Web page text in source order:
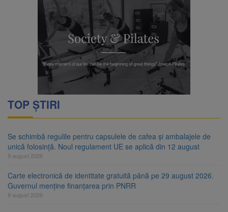
TOP ȘTIRI
Se schimbă regulile pentru capsulele de cafea și ambalajele de
unică folosință. Noul regulament UE se aplică din 12 august
9 august 2026
Carte electronică de identitate gratuită până pe 29 august 2026.
Guvernul menține finanțarea prin PNRR
9 august 2026